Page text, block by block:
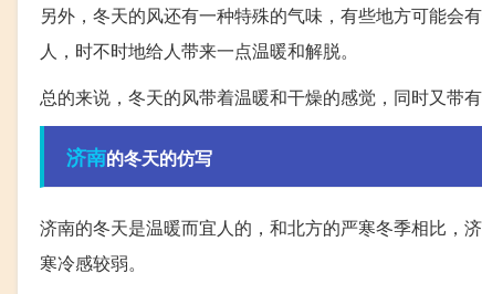
另外，冬天的风还有一种特殊的气味，有些地方可能会
人，时不时地给人带来一点温暖和解脱。
总的来说，冬天的风带着温暖和干燥的感觉，同时又带
济南的冬天的仿写
济南的冬天是温暖而宜人的，和北方的严寒冬季相比，
寒冷感较弱。